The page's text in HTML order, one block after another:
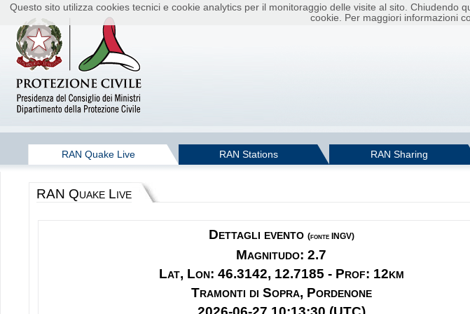
Questo sito utilizza cookies tecnici e cookie analytics per il monitoraggio delle visite al sito.
cookie. Per maggiori informazioni
RAN Quake Live RAN Stations RAN Sharing
RAN Quake Live
Dettagli evento (fonte INGV)
Magnitudo: 2.7
Lat, Lon: 46.3142, 12.7185 - Prof: 12km
Tramonti di Sopra, Pordenone
2026-06-27 10:13:30 (UTC)